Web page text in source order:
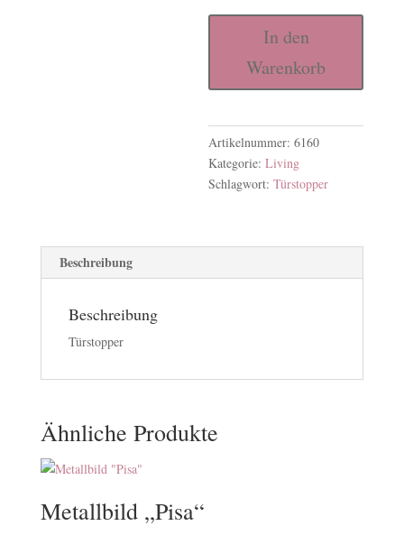
In den
Warenkorb
Artikelnummer:6160
Kategorie:Living
Schlagwort:Türstopper
Beschreibung
Beschreibung
Türstopper
Ähnliche Produkte
Metallbild „Pisa“